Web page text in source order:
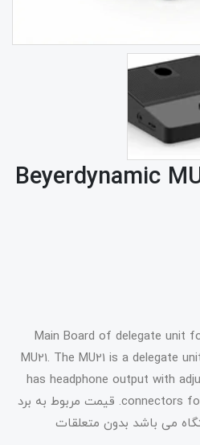
Beyerdynamic
Main Board of delegate unit
MU21. The MU21 is a delegate
has headphone output with
connectors for connection to other units. قیمت مربوط به برد
می باشد بدون متعلقات